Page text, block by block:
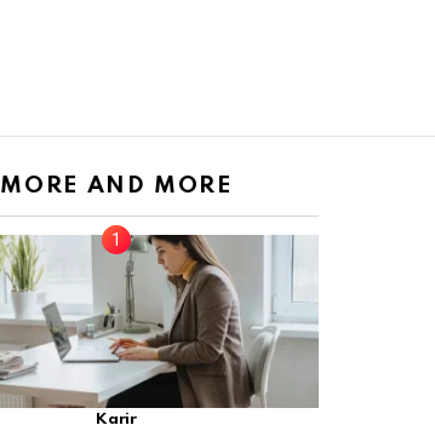
MORE AND MORE
Karir